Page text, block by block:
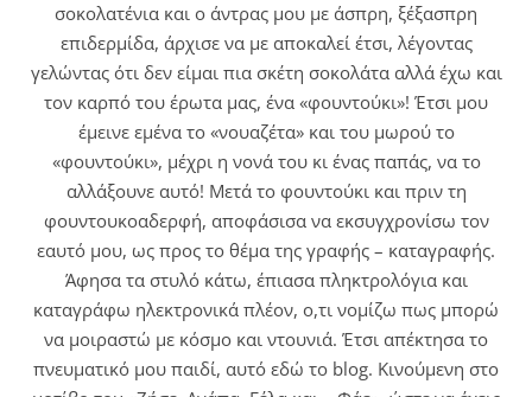
σοκολατένια και ο άντρας μου με άσπρη, ξέξασπρη
επιδερμίδα, άρχισε να με αποκαλεί έτσι, λέγοντας
γελώντας ότι δεν είμαι πια σκέτη σοκολάτα αλλά έχω και
τον καρπό του έρωτα μας, ένα «φουντούκι»! Έτσι μου
έμεινε εμένα το «νουαζέτα» και του μωρού το
«φουντούκι», μέχρι η νονά του κι ένας παπάς, να το
αλλάξουνε αυτό! Μετά το φουντούκι και πριν τη
φουντουκοαδερφή, αποφάσισα να εκσυγχρονίσω τον
εαυτό μου, ως προς το θέμα της γραφής – καταγραφής.
Άφησα τα στυλό κάτω, έπιασα πληκτρολόγια και
καταγράφω ηλεκτρονικά πλέον, ο,τι νομίζω πως μπορώ
να μοιραστώ με κόσμο και ντουνιά. Έτσι απέκτησα το
πνευματικό μου παιδί, αυτό εδώ το blog. Κινούμενη στο